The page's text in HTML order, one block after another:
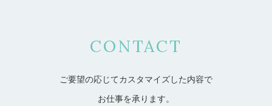
CONTACT
ご要望の応じてカスタマイズした内容で
お仕事を承ります。